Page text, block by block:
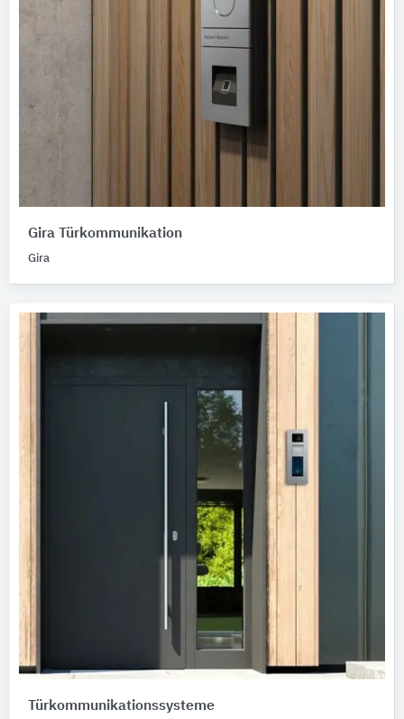
Gira Türkommunikation
Gira
Türkommunikationssysteme